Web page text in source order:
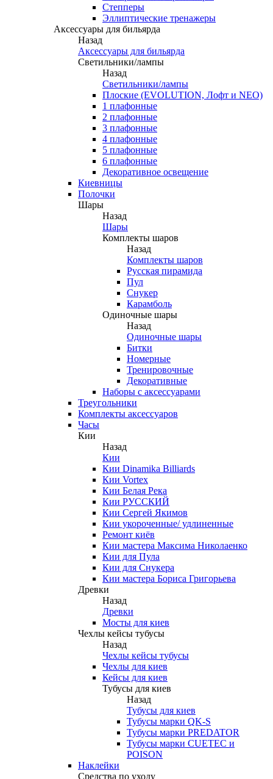
Степперы
Эллиптические тренажеры
Аксессуары для бильярда
Назад
Аксессуары для бильярда
Светильники/лампы
Назад
Светильники/лампы
Плоские (EVOLUTION, Лофт и NEO)
1 плафонные
2 плафонные
3 плафонные
4 плафонные
5 плафонные
6 плафонные
Декоративное освещение
Киевницы
Полочки
Шары
Назад
Шары
Комплекты шаров
Назад
Комплекты шаров
Русская пирамида
Пул
Снукер
Карамболь
Одиночные шары
Назад
Одиночные шары
Битки
Номерные
Тренировочные
Декоративные
Наборы с аксессуарами
Треугольники
Комплекты аксессуаров
Часы
Кии
Назад
Кии
Кии Dinamika Billiards
Кии Vortex
Кии Белая Река
Кии РУССКИЙ
Кии Сергей Якимов
Кии укороченные/ удлиненные
Ремонт киёв
Кии мастера Максима Николаенко
Кии для Пула
Кии для Снукера
Кии мастера Бориса Григорьева
Древки
Назад
Древки
Мосты для киев
Чехлы кейсы тубусы
Назад
Чехлы кейсы тубусы
Чехлы для киев
Кейсы для киев
Тубусы для киев
Назад
Тубусы для киев
Тубусы марки QK-S
Тубусы марки PREDATOR
Тубусы марки CUETEC и
POISON
Наклейки
Средства по уходу